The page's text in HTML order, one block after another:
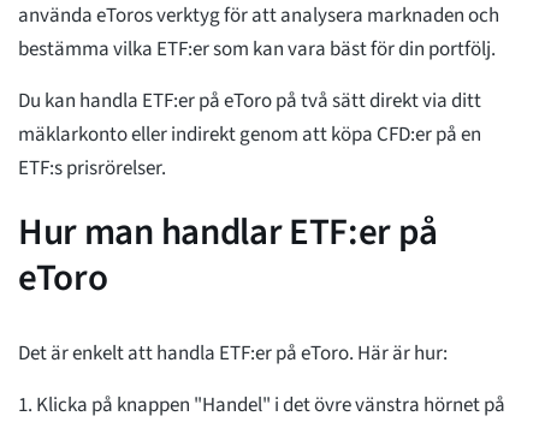
använda eToros verktyg för att analysera marknaden och
bestämma vilka ETF:er som kan vara bäst för din portfölj.
Du kan handla ETF:er på eToro på två sätt direkt via ditt
mäklarkonto eller indirekt genom att köpa CFD:er på en
ETF:s prisrörelser.
Hur man handlar ETF:er på
eToro
Det är enkelt att handla ETF:er på eToro. Här är hur:
1. Klicka på knappen "Handel" i det övre vänstra hörnet på